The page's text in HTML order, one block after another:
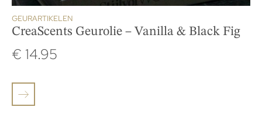
GEURARTIKELEN
CreaScents Geurolie – Vanilla & Black Fig
€ 14.95